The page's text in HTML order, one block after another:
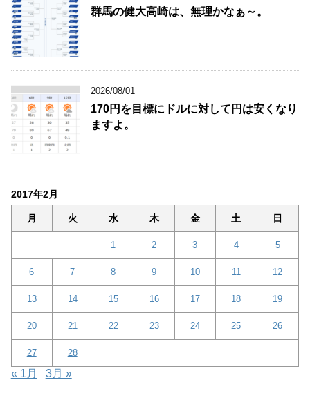
群馬の健大高崎は、無理かなぁ～。
2026/08/01
170円を目標にドルに対して円は安くなり
ますよ。
2017年2月
月 火 水 木 金 土 日
1 2 3 4 5
6 7 8 9 10 11 12
13 14 15 16 17 18 19
20 21 22 23 24 25 26
27 28
« 1月 3月 »